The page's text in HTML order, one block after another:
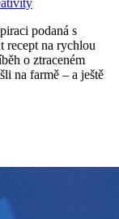
podaná s
recept na rychlou
o ztraceném
na farmě – a ještě